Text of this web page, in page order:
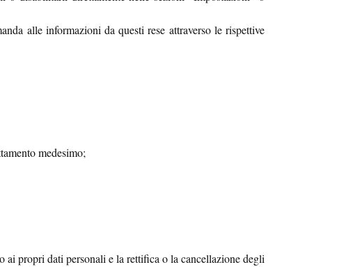
alle informazioni da questi rese attraverso le rispettive
medesimo;
propri dati personali e la rettifica o la cancellazione degli